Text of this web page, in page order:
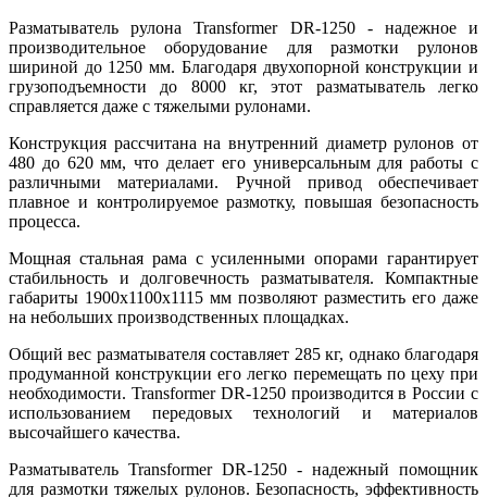
Разматыватель рулона Transformer DR-1250 - надежное и
производительное оборудование для размотки рулонов
шириной до 1250 мм. Благодаря двухопорной конструкции и
грузоподъемности до 8000 кг, этот разматыватель легко
справляется даже с тяжелыми рулонами.
Конструкция рассчитана на внутренний диаметр рулонов от
480 до 620 мм, что делает его универсальным для работы с
различными материалами. Ручной привод обеспечивает
плавное и контролируемое размотку, повышая безопасность
процесса.
Мощная стальная рама с усиленными опорами гарантирует
стабильность и долговечность разматывателя. Компактные
габариты 1900х1100х1115 мм позволяют разместить его даже
на небольших производственных площадках.
Общий вес разматывателя составляет 285 кг, однако благодаря
продуманной конструкции его легко перемещать по цеху при
необходимости. Transformer DR-1250 производится в России с
использованием передовых технологий и материалов
высочайшего качества.
Разматыватель Transformer DR-1250 - надежный помощник
для размотки тяжелых рулонов. Безопасность, эффективность